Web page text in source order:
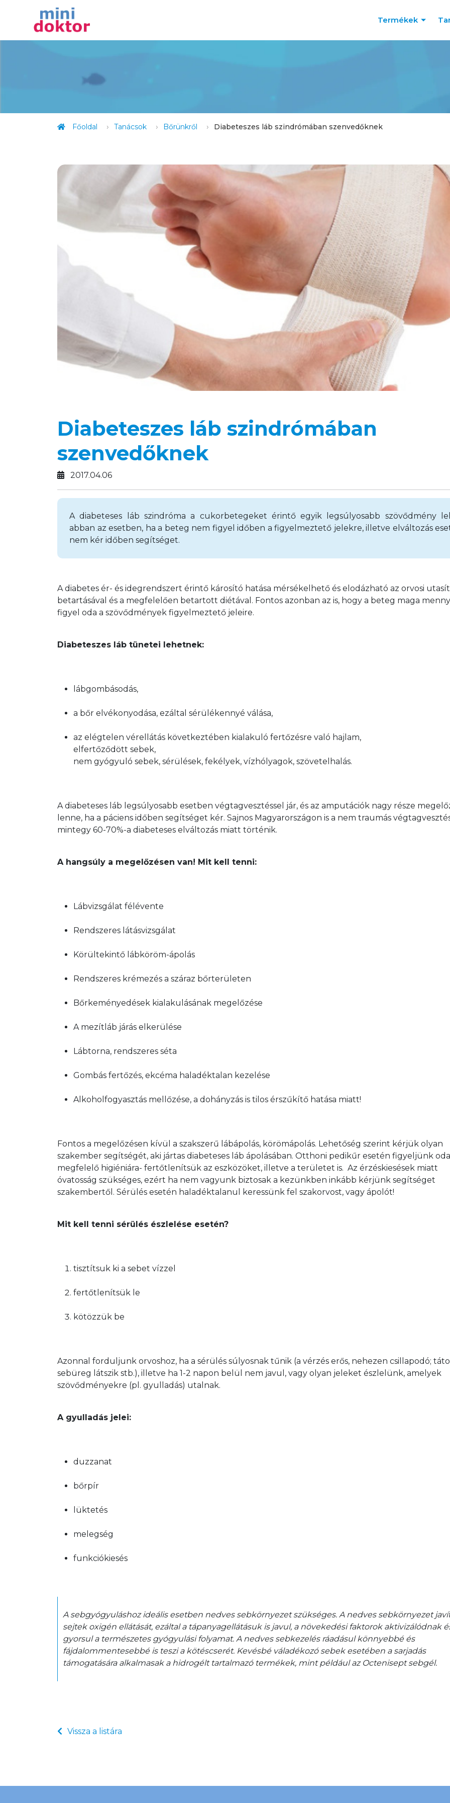
Termékek
Főoldal Tanácsok Bőrünkről Diabeteszes láb szindrómában szenvedőknek
Diabeteszes láb szindrómában
szenvedőknek
2017.04.06
A diabeteses láb szindróma a cukorbetegeket érintő egyik legsúlyosabb szövődmény
abban az esetben, ha a beteg nem figyel időben a figyelmeztető jelekre, illetve elváltozás
nem kér időben segítséget.
A diabetes ér- és idegrendszert érintő károsító hatása mérsékelhető és elodázható az orvosi
betartásával és a megfelelően betartott diétával. Fontos azonban az is, hogy a beteg maga
figyel oda a szövődmények figyelmeztető jeleire.
Diabeteszes láb tünetei lehetnek:
lábgombásodás,
a bőr elvékonyodása, ezáltal sérülékennyé válása,
az elégtelen vérellátás következtében kialakuló fertőzésre való hajlam,
elfertőződött sebek,
nem gyógyuló sebek, sérülések, fekélyek, vízhólyagok, szövetelhalás.
A diabeteses láb legsúlyosabb esetben végtagvesztéssel jár, és az amputációk nagy része
lenne, ha a páciens időben segítséget kér. Sajnos Magyarországon is a nem traumás
mintegy 60-70%-a diabeteses elváltozás miatt történik.
A hangsúly a megelőzésen van! Mit kell tenni:
Lábvizsgálat félévente
Rendszeres látásvizsgálat
Körültekintő lábköröm-ápolás
Rendszeres krémezés a száraz bőrterületen
Bőrkeményedések kialakulásának megelőzése
A mezítláb járás elkerülése
Lábtorna, rendszeres séta
Gombás fertőzés, ekcéma haladéktalan kezelése
Alkoholfogyasztás mellőzése, a dohányzás is tilos érszűkítő hatása miatt!
Fontos a megelőzésen kívül a szakszerű lábápolás, körömápolás. Lehetőség szerint kérjük olyan
szakember segítségét, aki jártas diabeteses láb ápolásában. Otthoni pedikűr esetén figyeljünk
megfelelő higiéniára- fertőtlenítsük az eszközöket, illetve a területet is.  Az érzéskiesések miatt
óvatosság szükséges, ezért ha nem vagyunk biztosak a kezünkben inkább kérjünk segítséget
szakembertől. Sérülés esetén haladéktalanul keressünk fel szakorvost, vagy ápolót!
Mit kell tenni sérülés észlelése esetén?
tisztítsuk ki a sebet vízzel
fertőtlenítsük le
kötözzük be
Azonnal forduljunk orvoshoz, ha a sérülés súlyosnak tűnik (a vérzés erős, nehezen csillapodó;
sebüreg látszik stb.), illetve ha 1-2 napon belül nem javul, vagy olyan jeleket észlelünk, amelyek
szövődményekre (pl. gyulladás) utalnak.
A gyulladás jelei:
duzzanat
bőrpír
lüktetés
melegség
funkciókiesés
A sebgyógyuláshoz ideális esetben nedves sebkörnyezet szükséges. A nedves sebkörnyezet
sejtek oxigén ellátását, ezáltal a tápanyagellátásuk is javul, a növekedési faktorok aktivizálódnak
gyorsul a természetes gyógyulási folyamat. A nedves sebkezelés ráadásul könnyebbé és
fájdalommentesebbé is teszi a kötéscserét. Kevésbé váladékozó sebek esetében a sarjadás
támogatására alkalmasak a hidrogélt tartalmazó termékek, mint például az Octenisept sebgél.
Vissza a listára